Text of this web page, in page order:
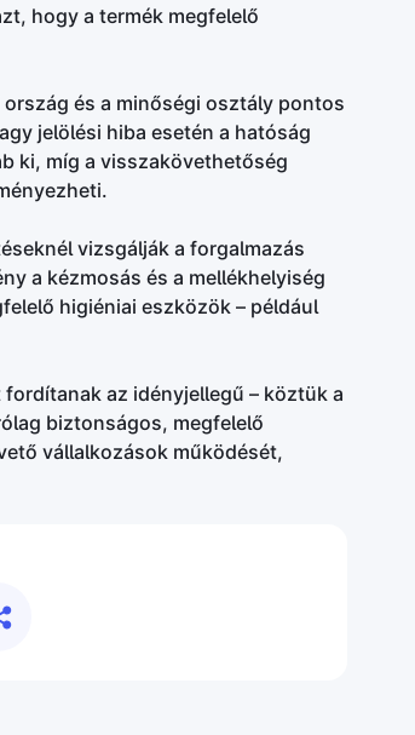
hogy a termék megfelelő
és a minőségi osztály pontos
jelölési hiba esetén a hatóság
ki, míg a visszakövethetőség
vizsgálják a forgalmazás
a kézmosás és a mellékhelyiség
higiéniai eszközök – például
az idényjellegű – köztük a
biztonságos, megfelelő
vállalkozások működését,